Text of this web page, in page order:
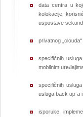
data centra u
kolokacije
uspostave
privatnog „clouda“ ,
specifičnih
mobilnim
specifičnih
usluga back up-a
isporuke,